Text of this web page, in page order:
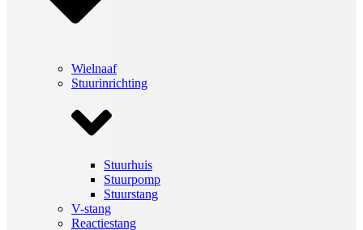
Wielnaaf
Stuurinrichting
Stuurhuis
Stuurpomp
Stuurstang
V-stang
Reactiestang